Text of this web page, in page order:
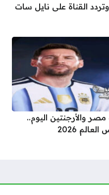
القناة على نايل سات
مصر والأرجنتين اليوم..
2026